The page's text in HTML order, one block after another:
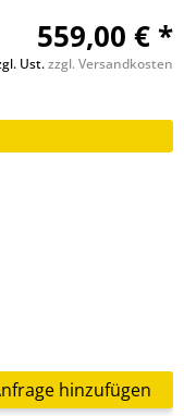
559,00 € *
Ust.zzgl. Versandkosten
hinzufügen